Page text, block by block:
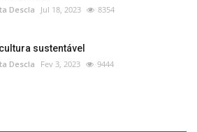
Descla Jul 18, 2023 8354
sustentável
Descla Fev 3, 2023 9444